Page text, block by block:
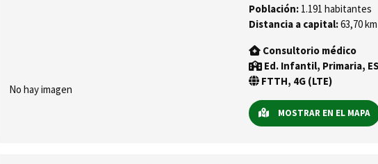
No hay imagen
Población:1.191 habitantes
Distancia a capital:63,70 km
Consultorio médico
Ed. Infantil, Primaria,
FTTH, 4G (LTE)
MOSTRAR EN EL MAPA